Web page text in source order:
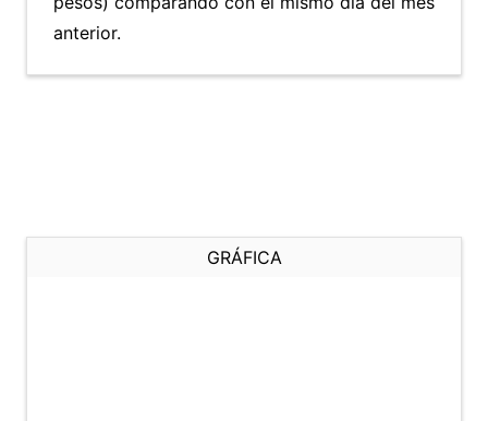
anterior.
GRÁFICA